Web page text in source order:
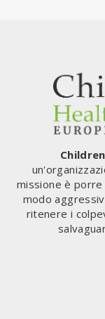
missione è
modo
ritenere i